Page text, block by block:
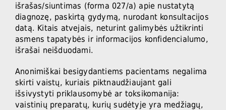
išrašas/siuntimas (forma 027/a) apie nustatytą
diagnozę, paskirtą gydymą, nurodant konsultacijos
datą. Kitais atvejais, neturint galimybės užtikrinti
asmens tapatybės ir informacijos konfidencialumo,
išrašai neišduodami.
Anonimiškai besigydantiems pacientams negalima
skirti vaistų, kuriais piktnaudžiaujant gali
išsivystyti priklausomybė ar toksikomanija:
vaistinių preparatų, kurių sudėtyje yra medžiagų,